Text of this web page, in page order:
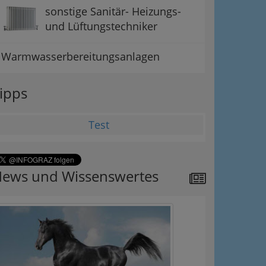
sonstige Sanitär- Heizungs-
und Lüftungstechniker
Warmwasserbereitungsanlagen
Test
und Wissenswertes